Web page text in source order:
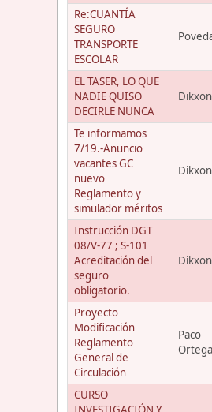
Re:CUANTÍA
SEGURO
TRANSPORTE
ESCOLAR
EL TASER, LO QUE
NADIE QUISO
DECIRLE NUNCA
Dikxon
Te informamos
7/19.-Anuncio
vacantes GC
nuevo
Reglamento y
simulador méritos
Dikxon
Instrucción DGT
08/V-77 ; S-101
Acreditación del
seguro
obligatorio.
Dikxon
Proyecto
Modificación
Reglamento
General de
Circulación
Paco
Ortega
CURSO